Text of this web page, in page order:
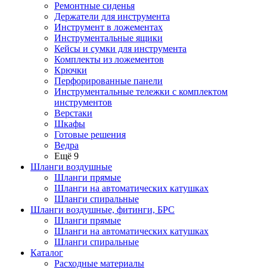
Ремонтные сиденья
Держатели для инструмента
Инструмент в ложементах
Инструментальные ящики
Кейсы и сумки для инструмента
Комплекты из ложементов
Крючки
Перфорированные панели
Инструментальные тележки с комплектом
инструментов
Верстаки
Шкафы
Готовые решения
Ведра
Ещё 9
Шланги воздушные
Шланги прямые
Шланги на автоматических катушках
Шланги спиральные
Шланги воздушные, фитинги, БРС
Шланги прямые
Шланги на автоматических катушках
Шланги спиральные
Каталог
Расходные материалы